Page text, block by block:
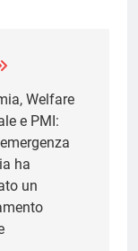
Welfare
e PMI:
ha
un